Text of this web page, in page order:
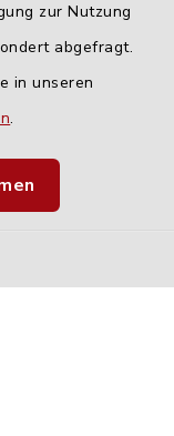
zur Nutzung
abgefragt.
in unseren
.